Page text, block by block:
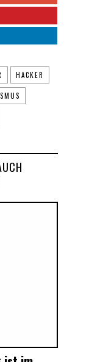
HACKER